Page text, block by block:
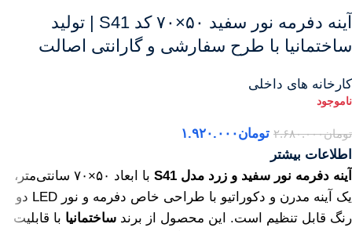
آینه دفرمه نور سفید ۵۰×۷۰ کد S41 | تولید
ساختمانیا با طرح سفارشی و گارانتی اصالت
کارخانه های داخلی
تومان۲.۶۸۰.۰۰۰ تومان۱.۹۲۰.۰۰۰
اطلاعات بیشتر
آینه دفرمه نور سفید و زرد مدل S41
با ابعاد ۵۰×۷۰ سانتی‌متر،
یک آینه مدرن و دکوراتیو با طراحی خاص دفرمه و نور LED دو
رنگ قابل تنظیم است. این محصول از برند ساختمانیا با قابلیت